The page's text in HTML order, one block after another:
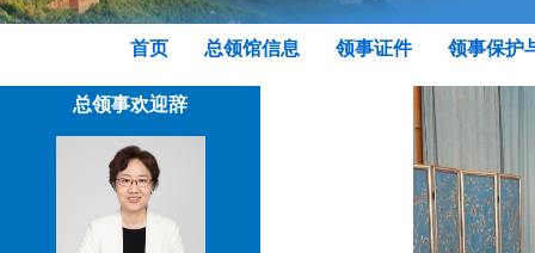
首页 总领馆信息 领事证件 领事保护
总领事欢迎辞